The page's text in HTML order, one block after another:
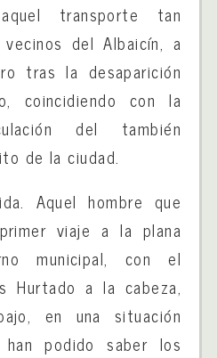
transporte tan
del Albaicín, a
tras la desaparición
coincidiendo con la
del también
de la ciudad.
Aquel hombre que
viaje a la plana
municipal, con el
Hurtado a la cabeza,
en una situación
han podido saber los